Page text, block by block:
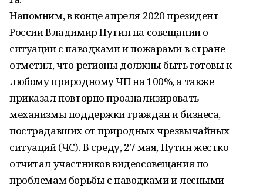
Напомним, в конце апреля 2020 президент
России Владимир Путин на совещании о
ситуации с паводками и пожарами в стране
отметил, что регионы должны быть готовы к
любому природному ЧП на 100%, а также
приказал повторно проанализировать
механизмы поддержки граждан и бизнеса,
пострадавших от природных чрезвычайных
ситуаций (ЧС). В среду, 27 мая, Путин жестко
отчитал участников видеосовещания по
проблемам борьбы с паводками и лесными